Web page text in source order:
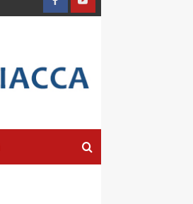
FacebookYountube